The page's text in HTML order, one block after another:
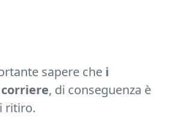
sapere che i
, di conseguenza è
ritiro.